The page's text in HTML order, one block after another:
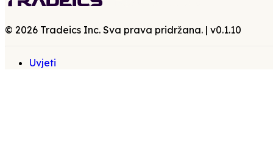
© 2026 Tradeics Inc. Sva prava pridržana. | v0.1.10
Uvjeti